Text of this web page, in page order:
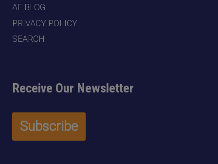
AE BLOG
PRIVACY POLICY
SEARCH
Receive Our Newsletter